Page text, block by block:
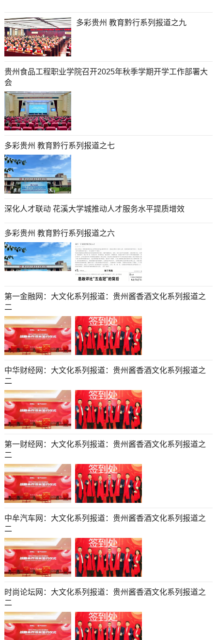
多彩贵州 教育黔行系列报道之九
贵州食品工程职业学院召开2025年秋季学期开学工作部署大
会
多彩贵州 教育黔行系列报道之七
深化人才联动 花溪大学城推动人才服务水平提质增效
多彩贵州 教育黔行系列报道之六
第一金融网：大文化系列报道：贵州酱香酒文化系列报道之
二
中华财经网：大文化系列报道：贵州酱香酒文化系列报道之
二
第一财经网：大文化系列报道：贵州酱香酒文化系列报道之
二
中牟汽车网：大文化系列报道：贵州酱香酒文化系列报道之
二
时尚论坛网：大文化系列报道：贵州酱香酒文化系列报道之
二